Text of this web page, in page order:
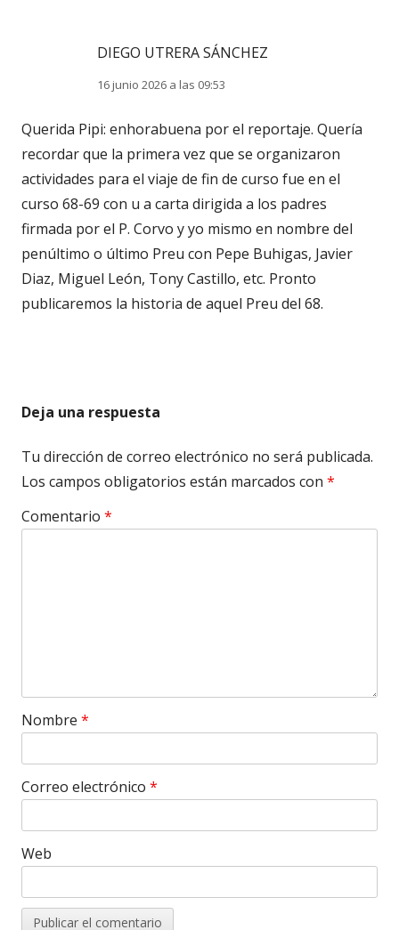
DIEGO UTRERA SÁNCHEZ
16 junio 2026 a las 09:53
Querida Pipi: enhorabuena por el reportaje. Quería
recordar que la primera vez que se organizaron
actividades para el viaje de fin de curso fue en el
curso 68-69 con u a carta dirigida a los padres
firmada por el P. Corvo y yo mismo en nombre del
penúltimo o último Preu con Pepe Buhigas, Javier
Diaz, Miguel León, Tony Castillo, etc. Pronto
publicaremos la historia de aquel Preu del 68.
Deja una respuesta
Tu dirección de correo electrónico no será publicada.
Los campos obligatorios están marcados con *
Comentario *
Nombre *
Correo electrónico *
Web